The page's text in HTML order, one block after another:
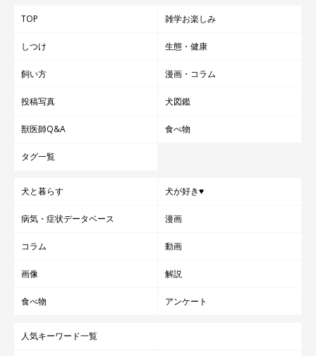
犬がにんにくを食べてはいけない理由｜有害
成分が貧血や急性腎不全を引き起こす
TOP 雑学お楽しみ
しつけ 生態・健康
飼い方 漫画・コラム
投稿写真 犬図鑑
獣医師Q&A 食べ物
タグ一覧
犬と暮らす 犬が好き♥
病気・症状データベース 漫画
コラム 動画
画像 解説
食べ物 アンケート
人気キーワード一覧